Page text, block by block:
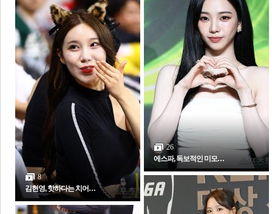
8
김현영, 핫하다는 치어…
26
에스파, 독보적인 미모…